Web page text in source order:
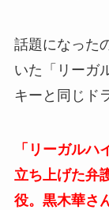
話題になった
いた「リーガ
キーと同じド
「リーガル
立ち上げた弁
役。黒木華さ